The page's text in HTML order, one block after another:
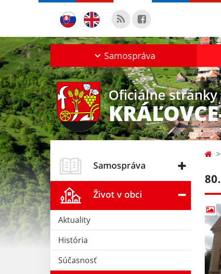
Samospráva
Oficiálne stránky
Samospráva
Život v obci
Aktuality
História
Súčasnosť